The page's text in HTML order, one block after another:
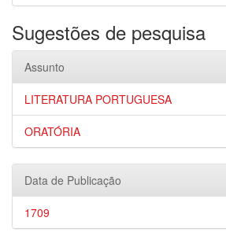
Sugestões de pesquisa
Assunto
LITERATURA PORTUGUESA
ORATÓRIA
Data de Publicação
1709